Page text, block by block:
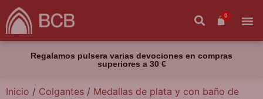
0
Regalamos pulsera varias devociones en compras
superiores a 30 €
Inicio / Colgantes / Medallas de plata y con baño de